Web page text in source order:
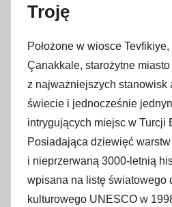
Troję
Położone w wiosce
Çanakkale, starożytne
z najważniejszych stanowisk
świecie i jednocześnie
intrygujących miejsc w Turcji
Posiadająca dziewięć
i nieprzerwaną 3000-letnią
wpisana na listę światowego
kulturowego UNESCO w